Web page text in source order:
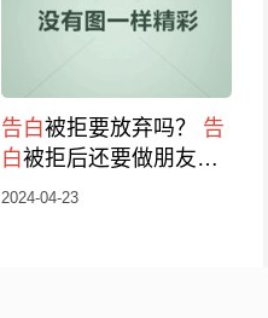
告白被拒要放弃吗？ 告
白被拒后还要做朋友
吗？
2024-04-23